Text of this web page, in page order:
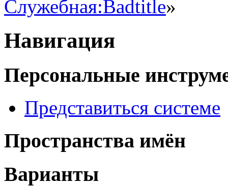
Служебная:Badtitle»
Навигация
Персональные
Представиться системе
Пространства имён
Варианты